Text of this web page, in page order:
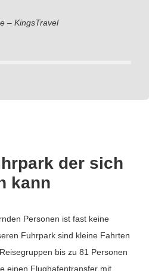
– KingsTravel
der sich
kann
Personen ist fast keine
Fuhrpark sind kleine Fahrten
bis zu 81 Personen
einen Flughafentransfer mit